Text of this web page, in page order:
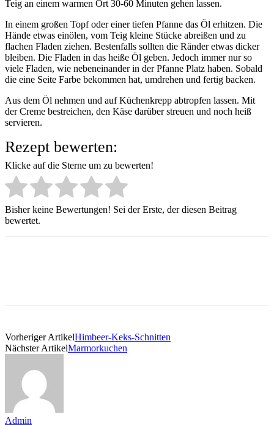
Teig an einem warmen Ort 30-60 Minuten gehen lassen.
In einem großen Topf oder einer tiefen Pfanne das Öl erhitzen. Die
Hände etwas einölen, vom Teig kleine Stücke abreißen und zu
flachen Fladen ziehen. Bestenfalls sollten die Ränder etwas dicker
bleiben. Die Fladen in das heiße Öl geben. Jedoch immer nur so
viele Fladen, wie nebeneinander in der Pfanne Platz haben. Sobald
die eine Seite Farbe bekommen hat, umdrehen und fertig backen.
Aus dem Öl nehmen und auf Küchenkrepp abtropfen lassen. Mit
der Creme bestreichen, den Käse darüber streuen und noch heiß
servieren.
Rezept bewerten:
Klicke auf die Sterne um zu bewerten!
Bisher keine Bewertungen! Sei der Erste, der diesen Beitrag
bewertet.
Vorheriger ArtikelHimbeer-Keks-Schnitten
Nächster ArtikelMarmorkuchen
Admin